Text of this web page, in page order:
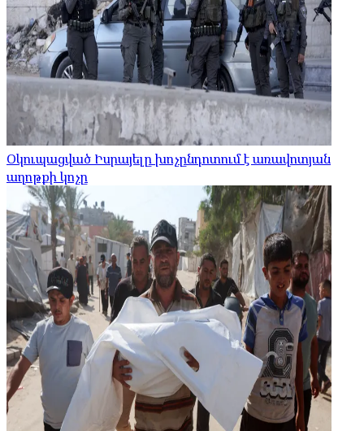
Օկուպացված Իսրայելը խոչընդոտում է առավոտյան
աղոթքի կոչը